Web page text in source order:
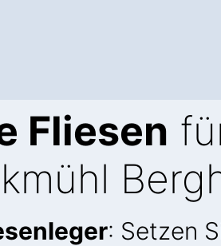
Fliesen
: Setzen